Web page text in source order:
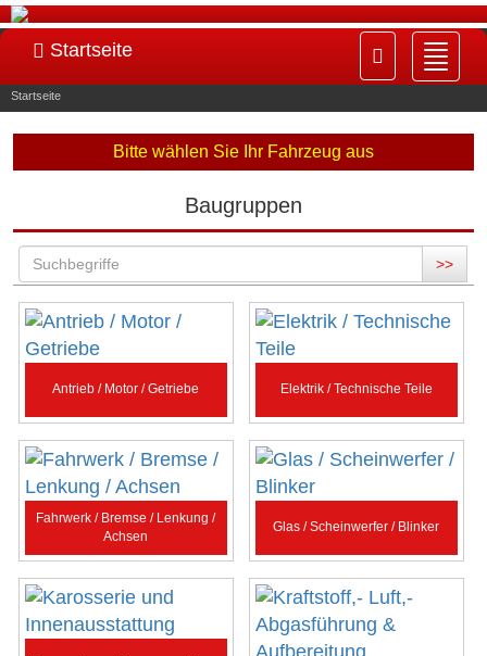
ein-/
Startseite
Startseite
Bitte wählen Sie Ihr Fahrzeug aus
Baugruppen
>>
Antrieb / Motor / Getriebe Elektrik / Technische Teile
Fahrwerk / Bremse / Lenkung /
Achsen
Glas / Scheinwerfer / Blinker